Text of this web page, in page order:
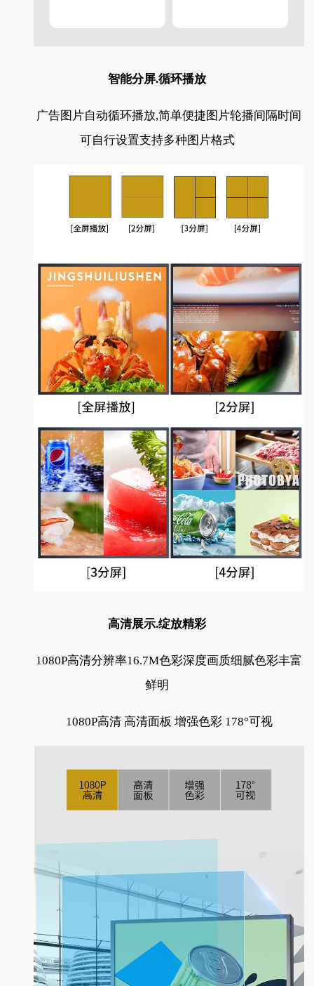
智能分屏.循环播放
广告图片自动循环播放,简单便捷图片轮播间隔时间
可自行设置支持多种图片格式
高清展示.绽放精彩
1080P高清分辨率16.7M色彩深度画质细腻色彩丰富
鲜明
1080P高清 高清面板 增强色彩 178°可视